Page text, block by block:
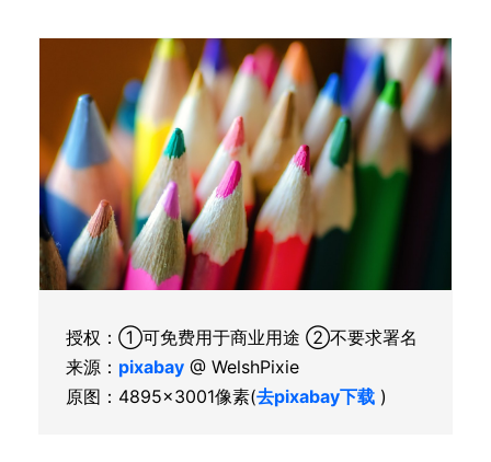
授权：①可免费用于商业用途 ②不要求署名
来源： pixabay @ WelshPixie
原图：4895×3001像素(去pixabay下载 )